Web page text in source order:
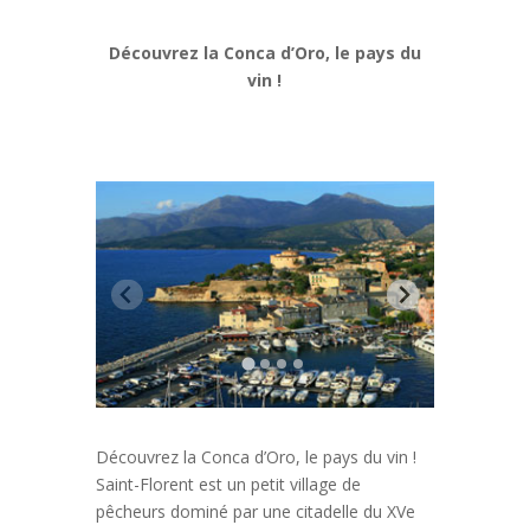
Découvrez la Conca d’Oro, le pays du
vin !
Découvrez la Conca d’Oro, le pays du vin !
Saint-Florent est un petit village de
pêcheurs dominé par une citadelle du XVe